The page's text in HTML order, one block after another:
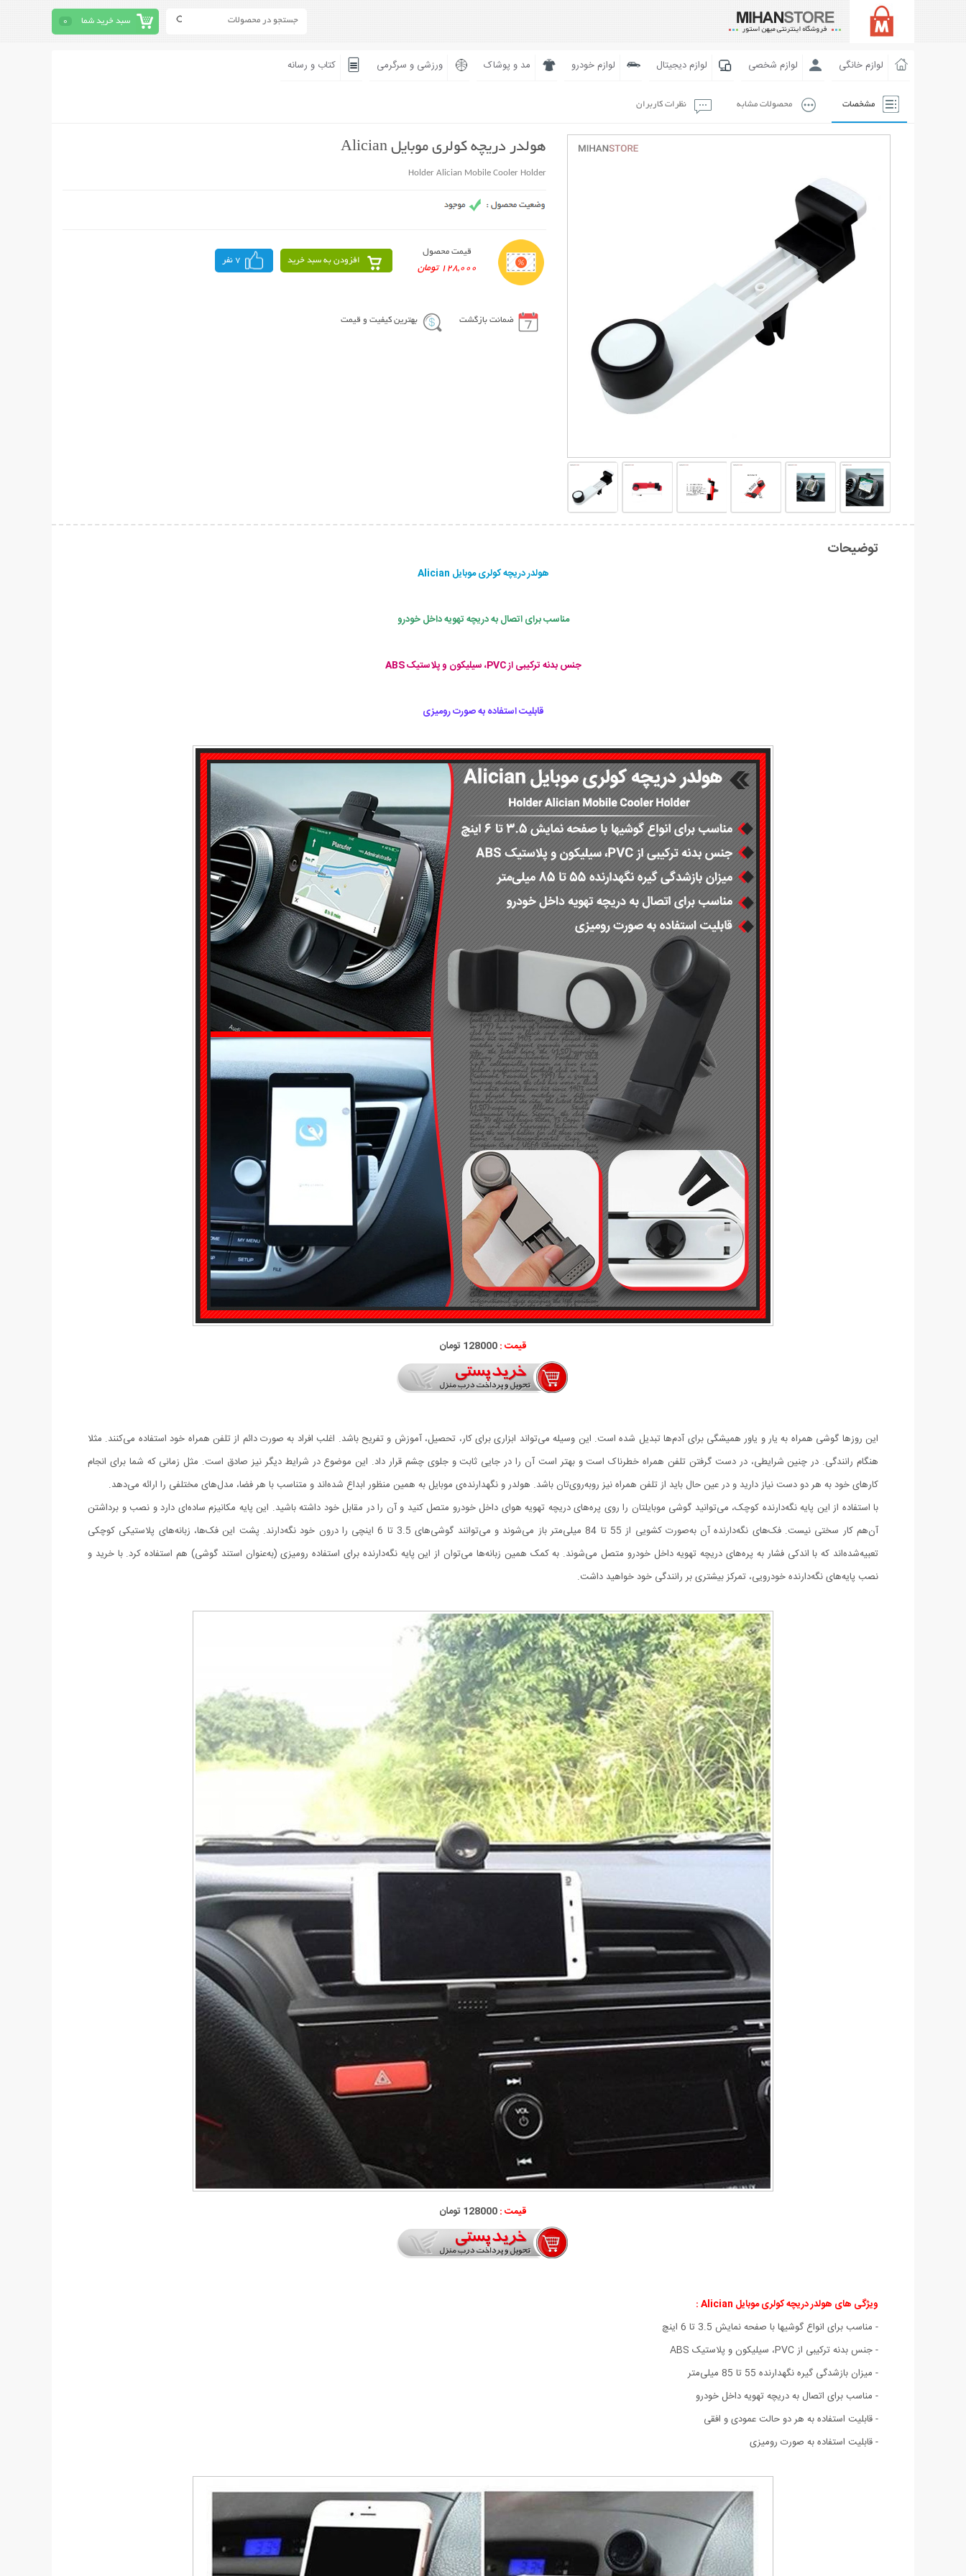
سبد خرید شما 0
لوازم خانگی لوازم شخصی لوازم دیجیتال لوازم خودرو مد و پوشاک ورزشی و سرگرمی کتاب و رسانه
مشخصات محصولات مشابه نظرات کاربران
هولدر دریچه کولری موبایل Alician
Holder Alician Mobile Cooler Holder
قیمت محصول
128,000 تومان
افزودن به سبد خرید 7 نفر
ضمانت بازگشت بهترین کیفیت و قیمت
توضیحات
هولدر دریچه کولری موبایل Alician
مناسب برای اتصال به دریچه تهویه داخل خودرو
جنس بدنه ترکیبی از PVC، سیلیکون و پلاستیک ABS
قابلیت استفاده به صورت رومیزی
قیمت :128000 تومان
این روزها گوشی همراه به یار و یاور همیشگی برای آدم‌ها تبدیل شده است. این وسیله می‌تواند ابزاری برای کار، تحصیل، آموزش و تفریح باشد. اغلب افراد به صورت دائم از تلفن همراه خود استفاده می‌کنند. مثلا
هنگام رانندگی. در چنین شرایطی، در دست گرفتن تلفن همراه خطرناک است و بهتر است آن را در جایی ثابت و جلوی چشم قرار داد. این موضوع در شرایط دیگر نیز صادق است. مثل زمانی که شما برای انجام
کارهای خود به هر دو دست نیاز دارید و در عین حال باید از تلفن همراه نیز روبه‌روی‌تان باشد. هولدر و نگهدارنده‌ی موبایل به همین منظور ابداع شده‌اند و متناسب با هر فضا، مدل‌های مختلفی را ارائه می‌دهد.
با استفاده از این پایه نگه‌دارنده کوچک، می‌توانید گوشی موبایلتان را روی پره‌های دریچه تهویه هوای داخل خودرو متصل کنید و آن را در مقابل خود داشته باشید. این پایه مکانیزم ساده‌ای دارد و نصب و برداشتن
آن‌هم کار سختی نیست. فک‌های نگه‌دارنده آن به‌صورت کشویی از 55 تا 84 میلی‌متر باز می‌شوند و می‌توانند گوشی‌های 3.5 تا 6 اینچی را درون خود نگه‌دارند. پشت این فک‌ها، زبانه‌های پلاستیکی کوچکی
تعبیه‌شده‌اند که با اندکی فشار به پره‌های دریچه تهویه داخل خودرو متصل می‌شوند. به کمک همین زبانه‌ها می‌توان از این پایه نگه‌دارنده برای استفاده رومیزی (به‌عنوان استند گوشی) هم استفاده کرد. با خرید و
نصب پایه‌های نگه‌دارنده خودرویی، تمرکز بیشتری بر رانندگی خود خواهید داشت.
قیمت :128000 تومان
ویژگی های هولدر دریچه کولری موبایل Alician :
- مناسب برای انواع گوشیها با صفحه نمایش 3.5 تا 6 اینچ
- جنس بدنه ترکیبی از PVC، سیلیکون و پلاستیک ABS
- میزان بازشدگی گیره نگهدارنده 55 تا 85 میلی‌متر
- مناسب برای اتصال به دریچه تهویه داخل خودرو
- قابلیت استفاده به هر دو حالت عمودی و افقی
- قابلیت استفاده به صورت رومیزی